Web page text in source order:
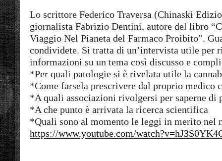
Lo scrittore Federico Traversa (Chinaski
giornalista Fabrizio Dentini, autore del libro
Viaggio Nel Pianeta del Farmaco Proibito”.
condividete. Si tratta di un’intervista utile per
informazioni su un tema così discusso e
*Per quali patologie si è rivelata utile la
*Come farsela prescrivere dal proprio medico
*A quali associazioni rivolgersi per saperne di
*A che punto è arrivata la ricerca scientifica
*Quali sono al momento le leggi in merito nel
https://www.youtube.com/